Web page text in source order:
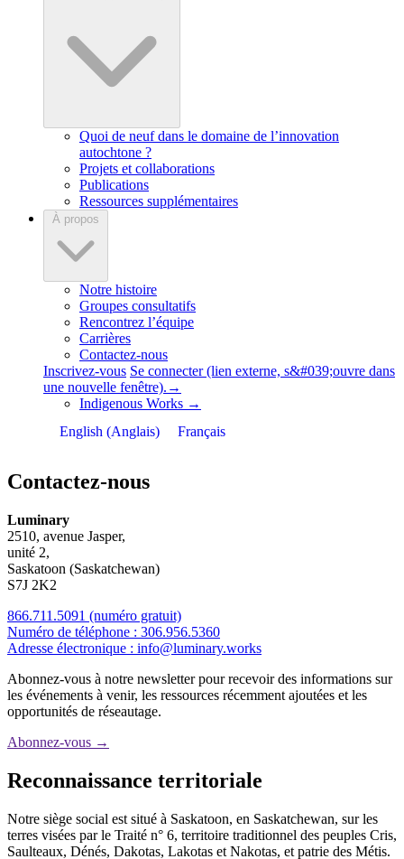
Quoi de neuf dans le domaine de l’innovation
autochtone ?
Projets et collaborations
Publications
Ressources supplémentaires
À propos
Notre histoire
Groupes consultatifs
Rencontrez l’équipe
Carrières
Contactez-nous
Inscrivez-vous Se connecter(lien externe, s&#039;ouvre dans
une nouvelle fenêtre). →
Indigenous Works →
English (Anglais) Français
Contactez-nous
Luminary
2510, avenue Jasper,
unité 2,
Saskatoon (Saskatchewan)
S7J 2K2
866.711.5091 (numéro gratuit)
Numéro de téléphone : 306.956.5360
Adresse électronique : info@luminary.works
Abonnez-vous à notre newsletter pour recevoir des informations sur
les événements à venir, les ressources récemment ajoutées et les
opportunités de réseautage.
Abonnez-vous →
Reconnaissance territoriale
Notre siège social est situé à Saskatoon, en Saskatchewan, sur les
terres visées par le Traité n° 6, territoire traditionnel des peuples Cris,
Saulteaux, Dénés, Dakotas, Lakotas et Nakotas, et patrie des Métis.